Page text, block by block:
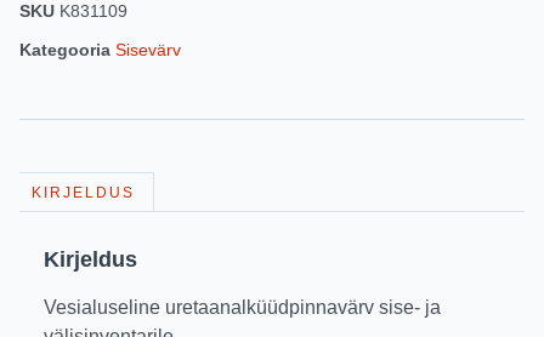
SKU K831109
Kategooria Sisevärv
KIRJELDUS
Kirjeldus
Vesialuseline uretaanalküüdpinnavärv sise- ja